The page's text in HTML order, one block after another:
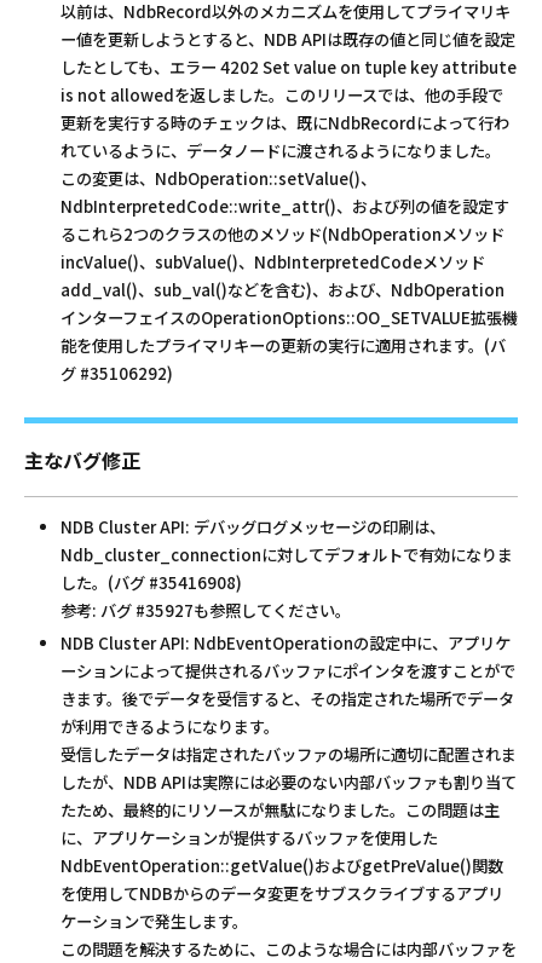
以前は、NdbRecord以外のメカニズムを使用してプライマリキ
ー値を更新しようとすると、NDB APIは既存の値と同じ値を設定
したとしても、エラー 4202 Set value on tuple key attribute
is not allowedを返しました。このリリースでは、他の手段で
更新を実行する時のチェックは、既にNdbRecordによって行わ
れているように、データノードに渡されるようになりました。
この変更は、NdbOperation::setValue()、
NdbInterpretedCode::write_attr()、および列の値を設定す
るこれら2つのクラスの他のメソッド(NdbOperationメソッド
incValue()、subValue()、NdbInterpretedCodeメソッド
add_val()、sub_val()などを含む)、および、NdbOperation
インターフェイスのOperationOptions::OO_SETVALUE拡張機
能を使用したプライマリキーの更新の実行に適用されます。(バ
グ #35106292)
主なバグ修正
NDB Cluster API: デバッグログメッセージの印刷は、
Ndb_cluster_connectionに対してデフォルトで有効になりま
した。(バグ #35416908)
参考: バグ #35927も参照してください。
NDB Cluster API: NdbEventOperationの設定中に、アプリケ
ーションによって提供されるバッファにポインタを渡すことがで
きます。後でデータを受信すると、その指定された場所でデータ
が利用できるようになります。
受信したデータは指定されたバッファの場所に適切に配置されま
したが、NDB APIは実際には必要のない内部バッファも割り当て
たため、最終的にリソースが無駄になりました。この問題は主
に、アプリケーションが提供するバッファを使用した
NdbEventOperation::getValue()およびgetPreValue()関数
を使用してNDBからのデータ変更をサブスクライブするアプリ
ケーションで発生します。
この問題を解決するために、このような場合には内部バッファを